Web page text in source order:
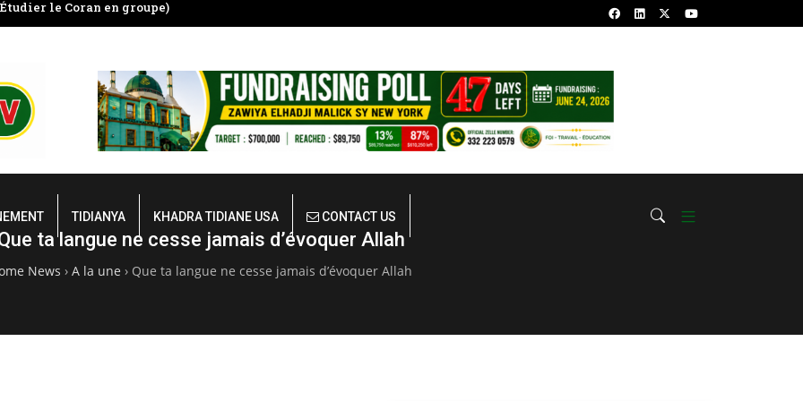
le Coran en groupe) Sourate Yasin: Quels Sont Les Bienfaits Et
Magiques A Bénéficier
TIDIANYA KHADRA TIDIANE USA CONTACT US
ta langue ne cesse jamais d’évoquer Allah
News › A la une › Que ta langue ne cesse jamais d’évoquer Allah